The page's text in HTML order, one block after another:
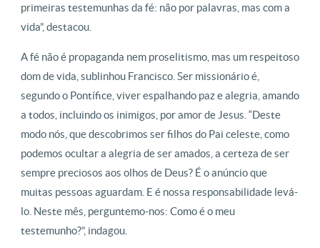
primeiras testemunhas da fé: não por palavras, mas com a
vida”, destacou.
A fé não é propaganda nem proselitismo, mas um respeitoso
dom de vida, sublinhou Francisco. Ser missionário é,
segundo o Pontífice, viver espalhando paz e alegria, amando
a todos, incluindo os inimigos, por amor de Jesus. “Deste
modo nós, que descobrimos ser filhos do Pai celeste, como
podemos ocultar a alegria de ser amados, a certeza de ser
sempre preciosos aos olhos de Deus? É o anúncio que
muitas pessoas aguardam. E é nossa responsabilidade levá-
lo. Neste mês, perguntemo-nos: Como é o meu
testemunho?”, indagou.